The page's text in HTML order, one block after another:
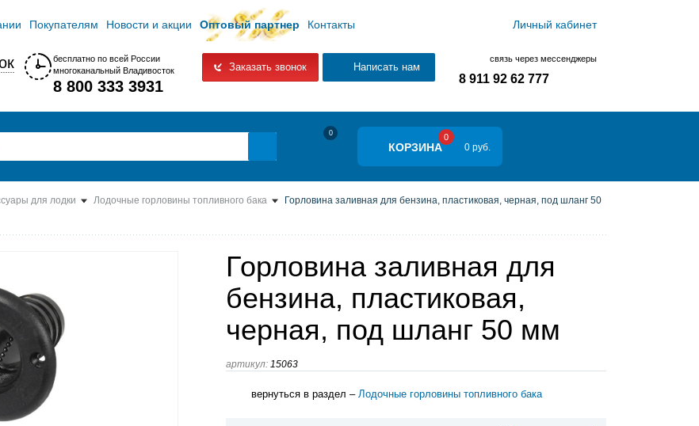
Покупателям Новости и акции Оптовый партнер Контакты Личный кабинет
бесплатно по всей России
многоканальный Владивосток
8 800 333 3931
Заказать звонок Написать нам
связь через мессенджеры
8 911 92 62 777
0
КОРЗИНА
0
0 руб.
для лодки Лодочные горловины топливного бака
Горловина заливная для бензина, пластиковая, черная, под шланг 50
Горловина заливная для
бензина, пластиковая,
черная, под шланг 50 мм
артикул: 15063
вернуться в раздел – Лодочные горловины топливного бака